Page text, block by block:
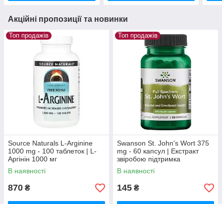
Акційні пропозиції та новинки
Топ продажів
Source Naturals L-Arginine
1000 mg - 100 таблеток | L-
Аргінін 1000 мг
В наявності
870 ₴
Топ продажів
Swanson St. John's Wort 375
mg - 60 капсул | Екстракт
звіробою підтримка
емоційного балансу та
доброго самопочуття
В наявності
145 ₴